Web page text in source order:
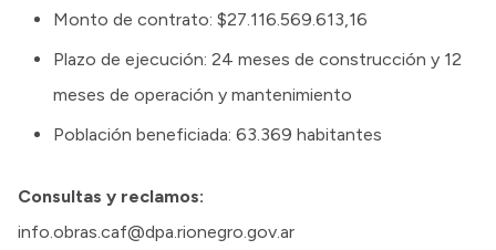
Monto de contrato: $27.116.569.613,16
Plazo de ejecución: 24 meses de construcción y 12
meses de operación y mantenimiento
Población beneficiada: 63.369 habitantes
Consultas y reclamos:
info.obras.caf@dpa.rionegro.gov.ar